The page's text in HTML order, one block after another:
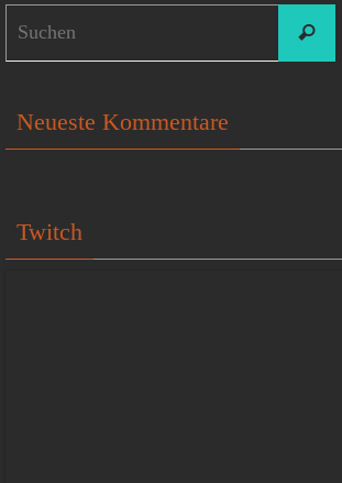
Suchen
Neueste Kommentare
Twitch